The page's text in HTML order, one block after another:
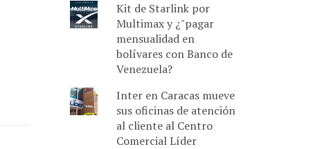
Kit de Starlink por
Multimax y ¿"pagar
mensualidad en
bolívares con Banco de
Venezuela?
Inter en Caracas mueve
sus oficinas de atención
al cliente al Centro
Comercial Líder